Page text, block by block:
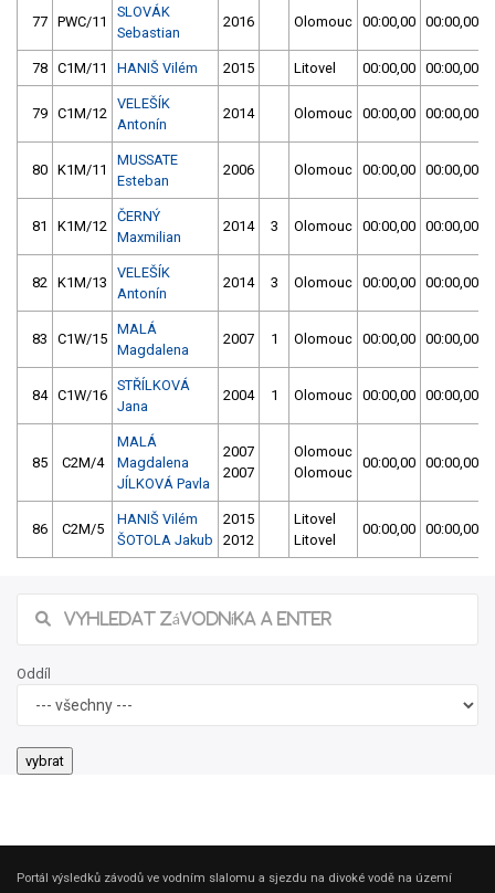
77 PWC/11
SLOVÁK
Sebastian
2016 Olomouc 00:00,00 00:00,00
78 C1M/11 HANIŠ Vilém 2015 Litovel 00:00,00 00:00,00
79 C1M/12
VELEŠÍK
Antonín
2014 Olomouc 00:00,00 00:00,00
80 K1M/11
MUSSATE
Esteban
2006 Olomouc 00:00,00 00:00,00
81 K1M/12
ČERNÝ
Maxmilian
2014 3 Olomouc 00:00,00 00:00,00
82 K1M/13
VELEŠÍK
Antonín
2014 3 Olomouc 00:00,00 00:00,00
83 C1W/15
MALÁ
Magdalena
2007 1 Olomouc 00:00,00 00:00,00
84 C1W/16
STŘÍLKOVÁ
Jana
2004 1 Olomouc 00:00,00 00:00,00
85 C2M/4
MALÁ
Magdalena
JÍLKOVÁ Pavla
2007
2007
Olomouc
Olomouc
00:00,00 00:00,00
86 C2M/5
HANIŠ Vilém
ŠOTOLA Jakub
2015
2012
Litovel
Litovel
00:00,00 00:00,00
Oddíl
Portál výsledků závodů ve vodním slalomu a sjezdu na divoké vodě na území